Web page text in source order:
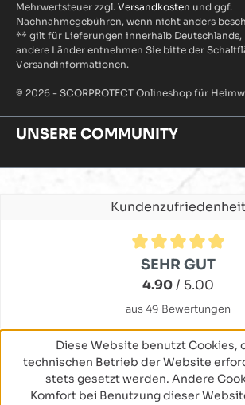
Mehrwertsteuer zzgl. Versandkosten und ggf.
Nachnahmegebühren, wenn nicht anders
** gilt für Lieferungen innerhalb
andere Länder entnehmen Sie bitte der
Versandinformationen.
© 2026 - SCORPROTECT Onlineshop für
UNSERE COMMUNITY
Kundenzufriedenheit
Durchschnittliche Bewertung von 4.9
SEHR GUT
4.90/ 5.00
aus 49 Bewertungen
Diese Website benutzt Cookies,
technischen Betrieb der Website
stets gesetzt werden. Andere
Komfort bei Benutzung dieser